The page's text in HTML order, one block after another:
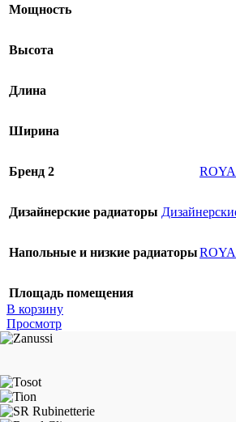
Мощность
Высота
Длина
Ширина
Бренд 2
Дизайнерские радиаторы
Напольные и низкие радиаторы
Площадь помещения
В корзину
Просмотр